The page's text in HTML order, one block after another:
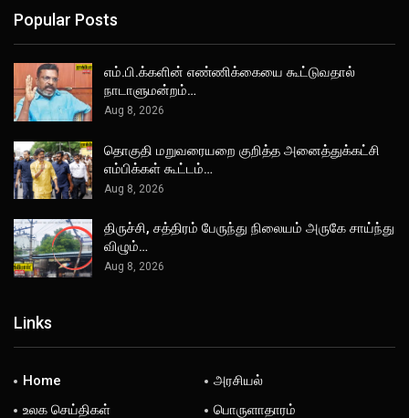
Popular Posts
எம்.பி.க்களின் எண்ணிக்கையை கூட்டுவதால்
நாடாளுமன்றம்…
Aug 8, 2026
தொகுதி மறுவரையறை குறித்த அனைத்துக்கட்சி
எம்பிக்கள் கூட்டம்…
Aug 8, 2026
திருச்சி, சத்திரம் பேருந்து நிலையம் அருகே சாய்ந்து
விழும்…
Aug 8, 2026
Links
Home
அரசியல்
உலக செய்திகள்
பொருளாதாரம்